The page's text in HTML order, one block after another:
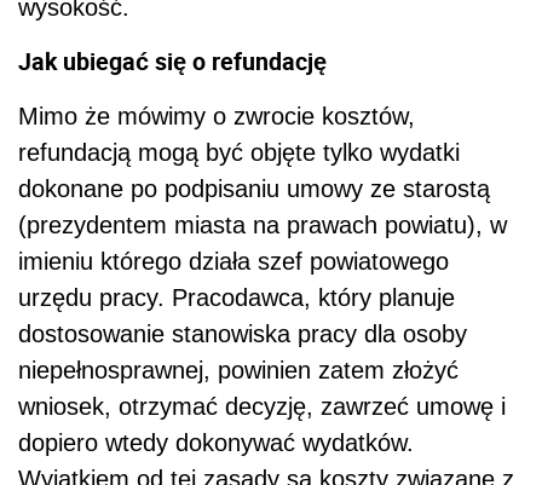
wysokość.
Jak ubiegać się o refundację
Mimo że mówimy o zwrocie kosztów,
refundacją mogą być objęte tylko wydatki
dokonane po podpisaniu umowy ze starostą
(prezydentem miasta na prawach powiatu), w
imieniu którego działa szef powiatowego
urzędu pracy. Pracodawca, który planuje
dostosowanie stanowiska pracy dla osoby
niepełnosprawnej, powinien zatem złożyć
wniosek, otrzymać decyzję, zawrzeć umowę i
dopiero wtedy dokonywać wydatków.
Wyjątkiem od tej zasady są koszty związane z